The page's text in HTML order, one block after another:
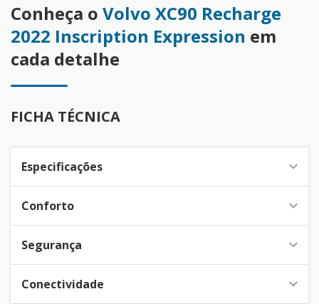
Conheça o Volvo XC90 Recharge
2022 Inscription Expression em
cada detalhe
FICHA TÉCNICA
Especificações
Conforto
Segurança
Conectividade